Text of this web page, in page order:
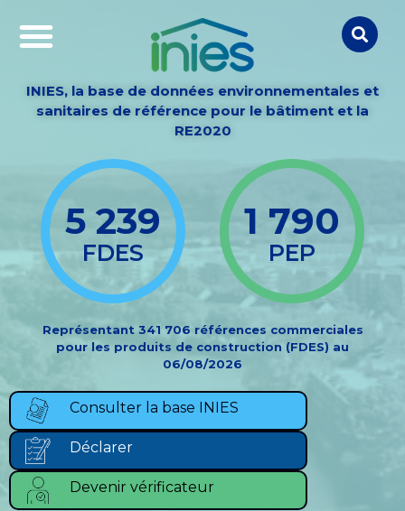
INIES, la base de données environnementales et
sanitaires de référence pour le bâtiment et la
RE2020
5 239
FDES
1 790
PEP
Représentant 341 706 références commerciales
pour les produits de construction (FDES) au
06/08/2026
Consulter la base INIES
Déclarer
Devenir vérificateur